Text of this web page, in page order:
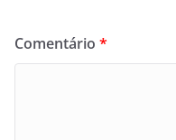
Comentário *